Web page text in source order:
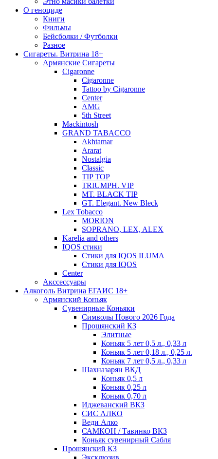
О геноциде
Книги
Фильмы
Бейсболки / Футболки
Разное
Сигареты. Витрина 18+
Армянские Сигареты
Cigaronne
Cigaronne
Tattoo by Cigaronne
Center
AMG
5th Street
Mackintosh
GRAND TABACCO
Akhtamar
Ararat
Nostalgia
Classic
TIP TOP
TRIUMPH. VIP
MT. BLACK TIP
GT. Elegant. New Bleck
Lex Tobacco
MORION
SOPRANO, LEX, ALEX
Karelia and others
IQOS стики
Стики для IQOS ILUMA
Стики для IQOS
Сenter
Акссессуары
Алкоголь Витрина ЕГАИС 18+
Армянский Коньяк
Сувенирные Коньяки
Символы Нового 2026 Года
Прошянский КЗ
Элитные
Коньяк 5 лет 0,5 л., 0,33 л
Коньяк 5 лет 0,18 л., 0,25 л.
Коньяк 7 лет 0,5 л., 0,33 л
Шахназарян ВКД
Коньяк 0,5 л
Коньяк 0,25 л
Коньяк 0,70 л
Иджеванский ВКЗ
СИС АЛКО
Веди Алко
САМКОН / Тавинко ВКЗ
Коньяк сувенирный Сабля
Прошянский КЗ
Эксклюзив